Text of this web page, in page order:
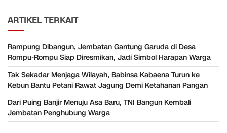
ARTIKEL TERKAIT
Rampung Dibangun, Jembatan Gantung Garuda di Desa
Rompu-Rompu Siap Diresmikan, Jadi Simbol Harapan Warga
Tak Sekadar Menjaga Wilayah, Babinsa Kabaena Turun ke
Kebun Bantu Petani Rawat Jagung Demi Ketahanan Pangan
Dari Puing Banjir Menuju Asa Baru, TNI Bangun Kembali
Jembatan Penghubung Warga